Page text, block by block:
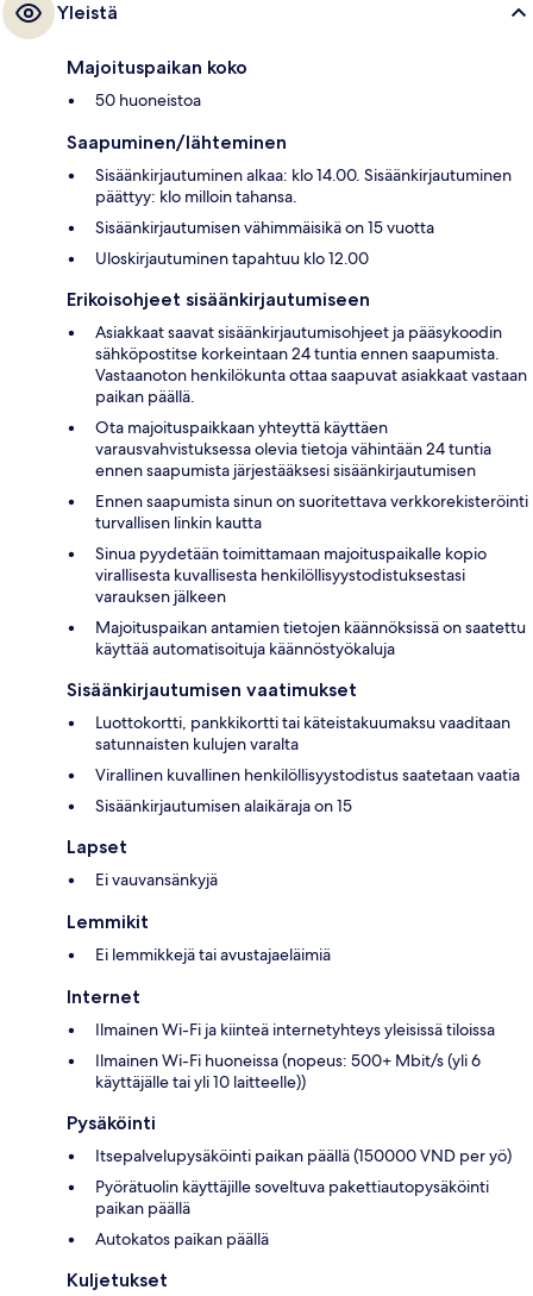
Yleistä
Majoituspaikan koko
50 huoneistoa
Saapuminen/lähteminen
Sisäänkirjautuminen alkaa: klo 14.00. Sisäänkirjautuminen
päättyy: klo milloin tahansa.
Sisäänkirjautumisen vähimmäisikä on 15 vuotta
Uloskirjautuminen tapahtuu klo 12.00
Erikoisohjeet sisäänkirjautumiseen
Asiakkaat saavat sisäänkirjautumisohjeet ja pääsykoodin
sähköpostitse korkeintaan 24 tuntia ennen saapumista.
Vastaanoton henkilökunta ottaa saapuvat asiakkaat vastaan
paikan päällä.
Ota majoituspaikkaan yhteyttä käyttäen
varausvahvistuksessa olevia tietoja vähintään 24 tuntia
ennen saapumista järjestääksesi sisäänkirjautumisen
Ennen saapumista sinun on suoritettava verkkorekisteröinti
turvallisen linkin kautta
Sinua pyydetään toimittamaan majoituspaikalle kopio
virallisesta kuvallisesta henkilöllisyystodistuksestasi
varauksen jälkeen
Majoituspaikan antamien tietojen käännöksissä on saatettu
käyttää automatisoituja käännöstyökaluja
Sisäänkirjautumisen vaatimukset
Luottokortti, pankkikortti tai käteistakuumaksu vaaditaan
satunnaisten kulujen varalta
Virallinen kuvallinen henkilöllisyystodistus saatetaan vaatia
Sisäänkirjautumisen alaikäraja on 15
Lapset
Ei vauvansänkyjä
Lemmikit
Ei lemmikkejä tai avustajaeläimiä
Internet
Ilmainen Wi-Fi ja kiinteä internetyhteys yleisissä tiloissa
Ilmainen Wi-Fi huoneissa (nopeus: 500+ Mbit/s (yli 6
käyttäjälle tai yli 10 laitteelle))
Pysäköinti
Itsepalvelupysäköinti paikan päällä (150000 VND per yö)
Pyörätuolin käyttäjille soveltuva pakettiautopysäköinti
paikan päällä
Autokatos paikan päällä
Kuljetukset